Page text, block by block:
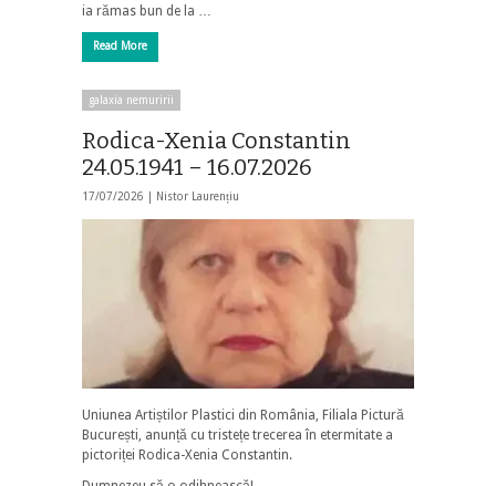
ia rămas bun de la …
Read More
galaxia nemuririi
Rodica-Xenia Constantin
24.05.1941 – 16.07.2026
17/07/2026 | Nistor Laurențiu
Uniunea Artiștilor Plastici din România, Filiala Pictură
București, anunță cu tristețe trecerea în etermitate a
pictoriței Rodica-Xenia Constantin.